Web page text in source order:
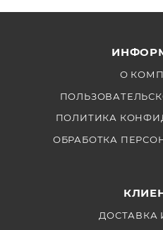
О
ПОЛИТИКА
ОБРАБОТКА
ДОСТАВКА